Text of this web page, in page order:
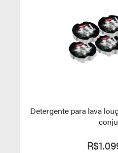
Detergente para lava